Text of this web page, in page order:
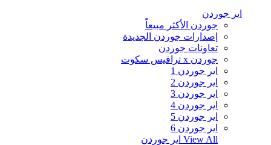
اير جوردن
جوردن الأكثر مبيعاً
إصدارات جوردن الجديدة
تعاونات جوردن
جوردن x ترافيس سكوت
اير جوردن 1
اير جوردن 2
اير جوردن 3
اير جوردن 4
اير جوردن 5
اير جوردن 6
View All اير جوردن